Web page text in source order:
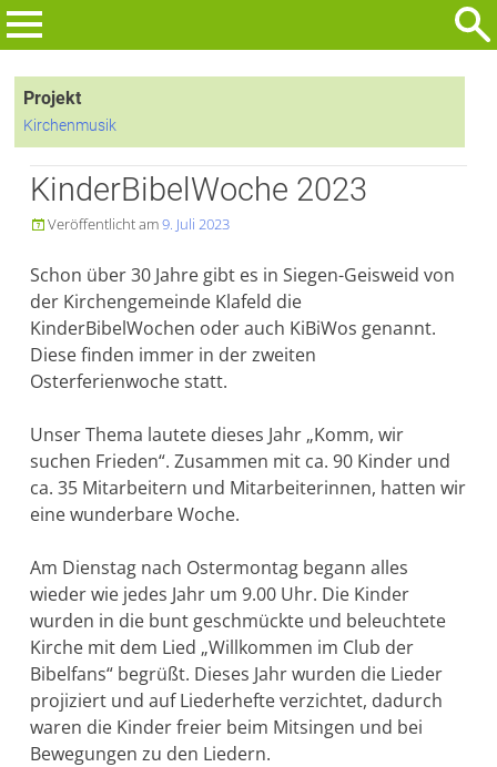
Zum
Inhalt
nach:Projekt
Kirchenmusik
KinderBibelWoche 2023
Veröffentlicht am9. Juli 2023
Schon über 30 Jahre gibt es in Siegen-Geisweid von
der Kirchengemeinde Klafeld die
KinderBibelWochen oder auch KiBiWos genannt.
Diese finden immer in der zweiten
Osterferienwoche statt.
Unser Thema lautete dieses Jahr „Komm, wir
suchen Frieden“. Zusammen mit ca. 90 Kinder und
ca. 35 Mitarbeitern und Mitarbeiterinnen, hatten wir
eine wunderbare Woche.
Am Dienstag nach Ostermontag begann alles
wieder wie jedes Jahr um 9.00 Uhr. Die Kinder
wurden in die bunt geschmückte und beleuchtete
Kirche mit dem Lied „Willkommen im Club der
Bibelfans“ begrüßt. Dieses Jahr wurden die Lieder
projiziert und auf Liederhefte verzichtet, dadurch
waren die Kinder freier beim Mitsingen und bei
Bewegungen zu den Liedern.